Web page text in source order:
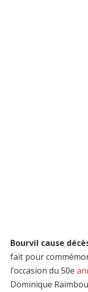
Bourvil cause
fait pour
l’occasion du 50e
Dominique